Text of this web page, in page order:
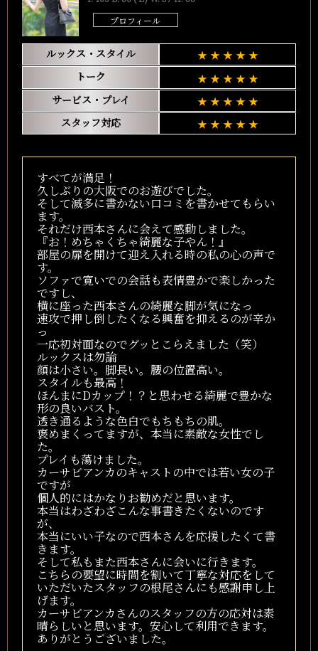
プロフィール
ルックス・スタイル
トーク
サービス・プレイ
スタッフ対応
すべてが満足！
久しぶりの大阪でのお遊びでした。
そして滅多に書かない口コミを書かせてもらい
ます。
それだけ西本さんに会えて感動しました。
『お！めちゃくちゃ綺麗な子やん！』
部屋の扉を開けて迎え入れる時の私の心の声で
す。
ソファで寛いでの会話も表情豊かで楽しかった
ですし、
横に座った西本さんの綺麗な脚が気になっ
速攻で押し倒したくなる興奮を抑えるのが辛か
っ
一応初対面なのでグッとこらえました（笑）
ルックスは勿論
顔は小さい。脚長い。腰の位置高い。
スタイルも最高！
ほんまにDカップ！？と思わせる綺麗で豊かな
形の良いバスト。
透き通るような色白でもちもちの肌。
褒めまくってますが、本当に素敵な女性でし
た。
プレイも蕩けました。
カーサビアンカのキャストの中では若い女の子
ですが
個人的にはかなりお勧めだと思います。
本当はわざわざこんな事書きたくないのです
が、
本当にいい子なので西本さんを応援したくて書
きます。
そして私もまた西本さんに会いに行きます。
こちらの要望に時間を割いて丁寧な対応をして
いただいたスタッフの根尾さんにも感謝申し上
げます。
カーサビアンカさんのスタッフの方の応対は素
晴らしいと思います。安心して利用できます。
ありがとうございました。